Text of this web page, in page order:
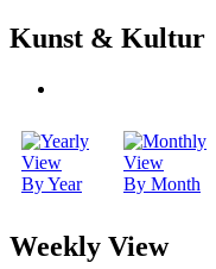
Kunst & Kultur
By Year By Month
Weekly View